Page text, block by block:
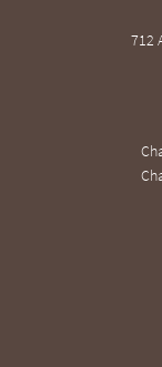
712